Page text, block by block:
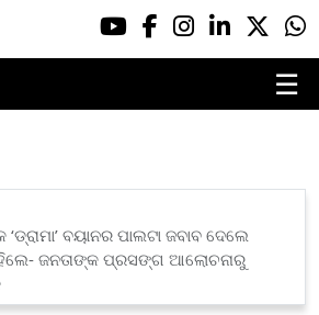
☰
ବୟାନର ପାଲଟା ଜବାବ ଦେଲେ
ଜନତାଙ୍କ ପ୍ରସଙ୍ଗ ଆଲୋଚନାରୁ